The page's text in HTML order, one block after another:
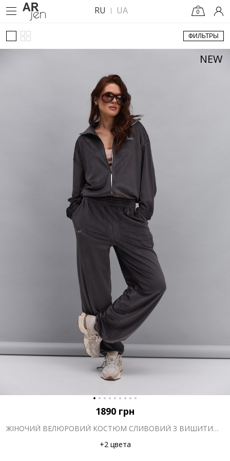
RU UA 0
ФИЛЬТРЫ
NEW
1890 грн
ЖІНОЧИЙ ВЕЛЮРОВИЙ КОСТЮМ СЛИВОВИЙ З ВИШИТИМ НАПИСОМ 2UIET
+2 цвета